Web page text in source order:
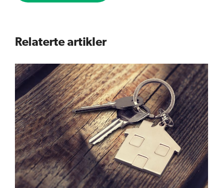
Relaterte artikler